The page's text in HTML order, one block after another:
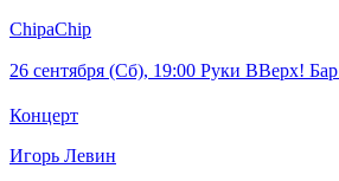
ChipaChip
26 сентября (Сб), 19:00 Руки ВВерх! Бар
Концерт
Игорь Левин